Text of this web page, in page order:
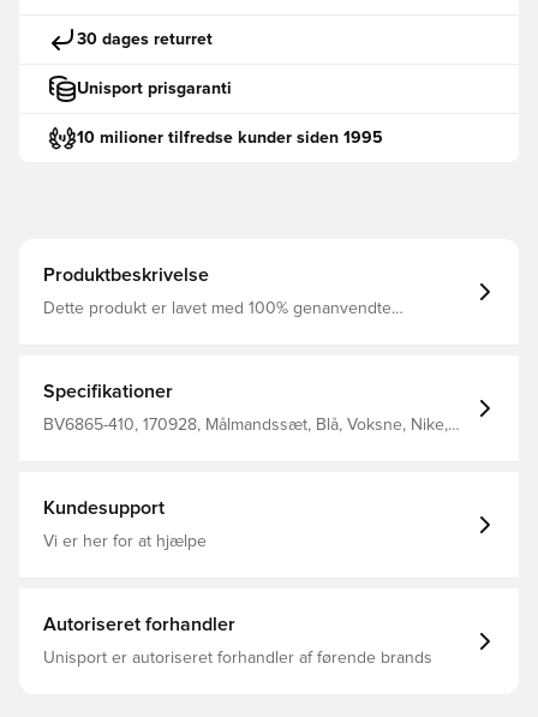
30 dages returret
Unisport prisgaranti
10 milioner tilfredse kunder siden 1995
Produktbeskrivelse
Dette produkt er lavet med 100% genanvendte
bogstaver eller to tal. Perfekt til initialer eller nummer.
Specifikationer
BV6865-410, 170928, Målmandssæt, Blå, Voksne, Nike,
Kundesupport
Vi er her for at hjælpe
Autoriseret forhandler
Unisport er autoriseret forhandler af førende brands